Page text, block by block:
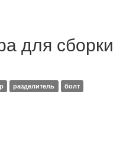
для сборки
разделитель
болт